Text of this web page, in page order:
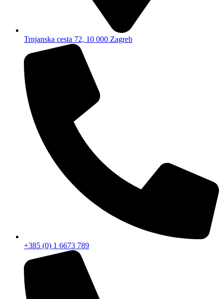
Trnjanska cesta 72, 10 000 Zagreb
+385 (0) 1 6673 789